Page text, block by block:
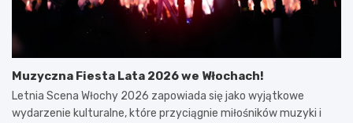
Muzyczna Fiesta Lata 2026 we Włochach!
Letnia Scena Włochy 2026 zapowiada się jako wyjątkowe
wydarzenie kulturalne, które przyciągnie miłośników muzyki i